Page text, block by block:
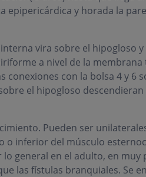
epipericárdica y horada la
vira sobre el hipogloso
a nivel de la
conexiones con la bolsa 4 y 6
el hipogloso descendieran
Pueden ser
o inferior del músculo
general en el adulto, en muy
las fístulas branquiales. Se